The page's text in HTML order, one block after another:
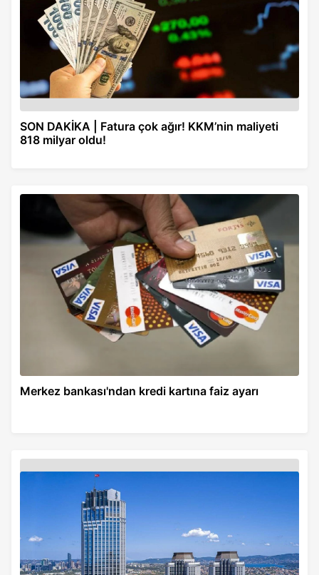
SON DAKİKA | Fatura çok ağır! KKM’nin maliyeti
818 milyar oldu!
Merkez bankası'ndan kredi kartına faiz ayarı